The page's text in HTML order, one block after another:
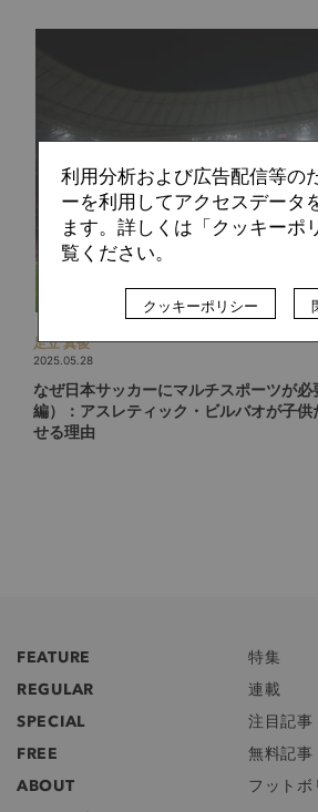
足立 真俊
2025.05.28
なぜ日本サッカーにマルチスポーツが
編）：アスレティック・ビルバオが子供
せる理由
FEATURE
特集
REGULAR
連載
SPECIAL
注目記事
FREE
無料記事
ABOUT
フットボ
利用分析および広告配信等の
ーを利用してアクセスデータ
ます。詳しくは「クッキーポ
覧ください。
クッキーポリシー